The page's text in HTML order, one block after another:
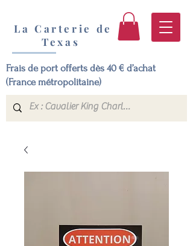
La Carterie de
Texas
Frais de port offerts dès 40 € d’achat
(France métropolitaine)